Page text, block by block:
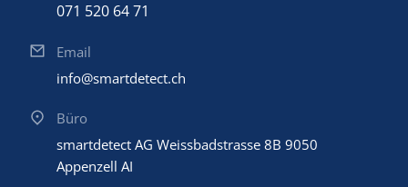
071 520 64 71
Email
info@smartdetect.ch
Büro
smartdetect AG Weissbadstrasse 8B 9050
Appenzell AI